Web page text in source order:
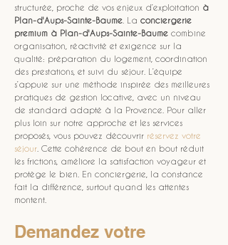
structurée, proche de vos enjeux d’exploitation à
Plan-d'Aups-Sainte-Baume . La conciergerie
premium à Plan-d'Aups-Sainte-Baume combine
organisation, réactivité et exigence sur la
qualité: préparation du logement, coordination
des prestations, et suivi du séjour. L’équipe
s’appuie sur une méthode inspirée des meilleures
pratiques de gestion locative, avec un niveau
de standard adapté à la Provence. Pour aller
plus loin sur notre approche et les services
proposés, vous pouvez découvrir réservez votre
séjour . Cette cohérence de bout en bout réduit
les frictions, améliore la satisfaction voyageur et
protège le bien. En conciergerie, la constance
fait la différence, surtout quand les attentes
montent.
Demandez votre